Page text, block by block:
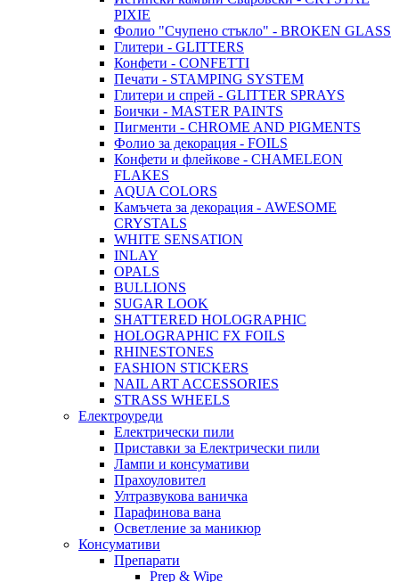
PIXIE
Фолио "Счупено стъкло" - BROKEN GLASS
Глитери - GLITTERS
Конфети - CONFETTI
Печати - STAMPING SYSTEM
Глитери и спрей - GLITTER SPRAYS
Боички - MASTER PAINTS
Пигменти - CHROME AND PIGMENTS
Фолио за декорация - FOILS
Конфети и флейкове - CHAMELEON
FLAKES
AQUA COLORS
Камъчета за декорация - AWESOME
CRYSTALS
WHITE SENSATION
INLAY
OPALS
BULLIONS
SUGAR LOOK
SHATTERED HOLOGRAPHIC
HOLOGRAPHIC FX FOILS
RHINESTONES
FASHION STICKERS
NAIL ART ACCESSORIES
STRASS WHEELS
Електроуреди
Електрически пили
Приставки за Електрически пили
Лампи и консумативи
Прахоуловител
Ултразвукова ваничка
Парафинова вана
Осветление за маникюр
Консумативи
Препарати
Prep & Wipe